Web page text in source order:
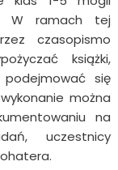
W ramach tej
czasopismo
książki,
się
można
na
uczestnicy